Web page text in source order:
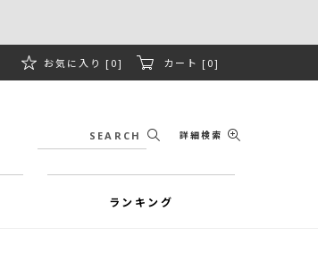
お気に入り [0] カート [0]
詳細検索
ランキング